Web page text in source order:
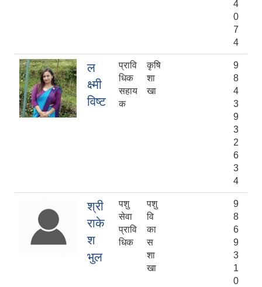
4
0
7
4
ल
क्ष्मी
विष्ट
प्रावि
धिक
सहाय
क
कृषि
शा
खा
9
8
4
3
9
3
2
6
3
4
श्री
राके
श
भुल
पशु
सेवा
प्रावि
धिक
पशु
वि
का
स
शा
खा
9
8
6
9
3
1
0